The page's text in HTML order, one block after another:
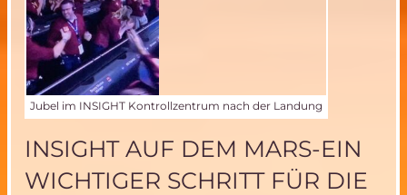
mit
Riesen-
Rakete
BFR
mit
Riesen-
Raumschiff
Jubel im INSIGHT Kontrollzentrum nach der Landung
INSIGHT AUF DEM MARS-EIN
WICHTIGER SCHRITT FÜR DIE